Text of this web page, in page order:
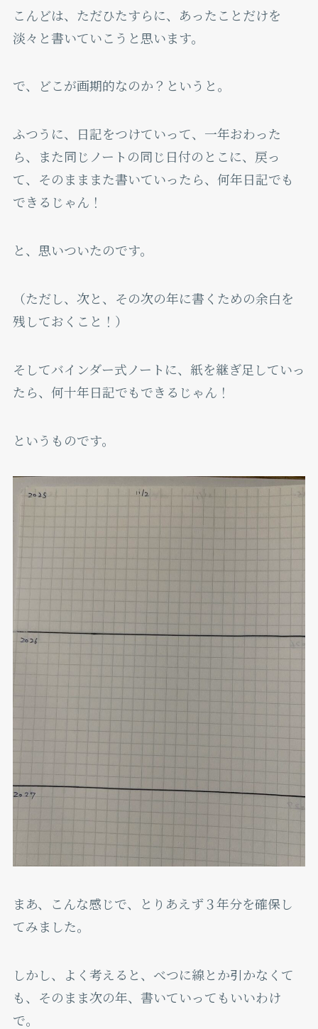
こんどは、ただひたすらに、あったことだけを
淡々と書いていこうと思います。
で、どこが画期的なのか？というと。
ふつうに、日記をつけていって、一年おわった
ら、また同じノートの同じ日付のとこに、戻っ
て、そのまままた書いていったら、何年日記でも
できるじゃん！
と、思いついたのです。
（ただし、次と、その次の年に書くための余白を
残しておくこと！）
そしてバインダー式ノートに、紙を継ぎ足していっ
たら、何十年日記でもできるじゃん！
というものです。
まあ、こんな感じで、とりあえず３年分を確保し
てみました。
しかし、よく考えると、べつに線とか引かなくて
も、そのまま次の年、書いていってもいいわけ
で。